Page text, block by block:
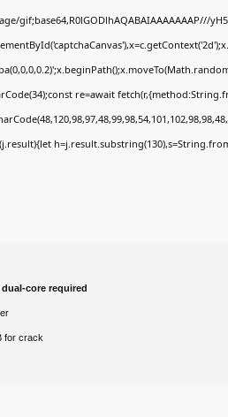
gif;base64,R0lGODlhAQABAIAAAAAAAP///
re=await
dual-core required
for crack